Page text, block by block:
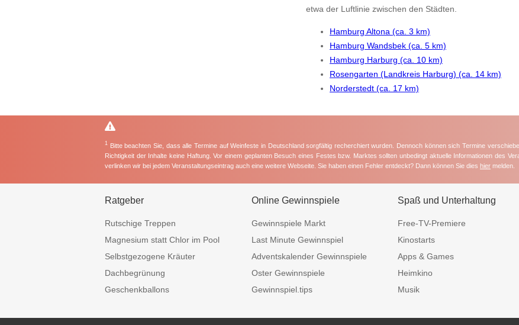
etwa der Luftlinie zwischen den Städten.
Hamburg Altona (ca. 3 km)
Hamburg Wandsbek (ca. 5 km)
Hamburg Harburg (ca. 10 km)
Rosengarten (Landkreis Harburg) (ca. 14 km)
Norderstedt (ca. 17 km)
1 Bitte beachten Sie, dass alle Termine auf Weinfeste in Deutschland sorgfältig recherchiert wurden. Dennoch können sich Termine
Richtigkeit der Inhalte keine Haftung. Vor einem geplanten Besuch eines Festes bzw. Marktes sollten unbedingt aktuelle Informationen des
verlinken wir bei jedem Veranstaltungseintrag auch eine weitere Webseite. Sie haben einen Fehler entdeckt? Dann können Sie dies hier melden.
Ratgeber
Rutschige Treppen
Magnesium statt Chlor im Pool
Selbstgezogene Kräuter
Dachbegrünung
Geschenkballons
Online Gewinnspiele
Gewinnspiele Markt
Last Minute Gewinnspiel
Adventskalender Gewinnspiele
Oster Gewinnspiele
Gewinnspiel.tips
Spaß und Unterhaltung
Free-TV-Premiere
Kinostarts
Apps & Games
Heimkino
Musik